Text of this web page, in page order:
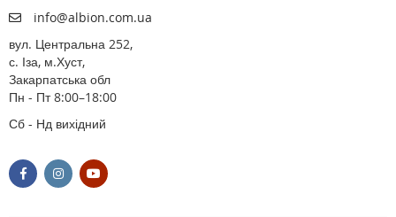
info@albion.com.ua
вул. Центральна 252,
с. Іза, м.Хуст,
Закарпатська обл
Пн - Пт 8:00–18:00
Сб - Нд вихідний